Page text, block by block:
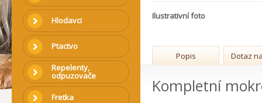
Hlodavci
Ptactvo
Repelenty,
odpuzovače
Fretka
Ilustrativní foto
Popis Dotaz
Kompletní